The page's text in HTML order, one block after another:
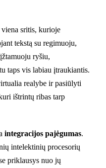
viena sritis, kurioje
tekstą su regimuoju,
ryšiu,
taps vis labiau įtraukiantis.
realybe ir pasiūlyti
ištrintų ribas tarp
integracijos pajėgumas.
intelektinių procesorių
priklausys nuo jų